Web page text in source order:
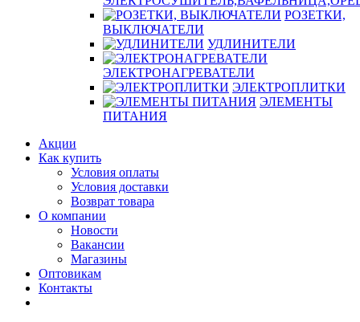
РОЗЕТКИ,
ВЫКЛЮЧАТЕЛИ
УДЛИНИТЕЛИ
ЭЛЕКТРОНАГРЕВАТЕЛИ
ЭЛЕКТРОПЛИТКИ
ЭЛЕМЕНТЫ
ПИТАНИЯ
Акции
Как купить
Условия оплаты
Условия доставки
Возврат товара
О компании
Новости
Вакансии
Магазины
Оптовикам
Контакты